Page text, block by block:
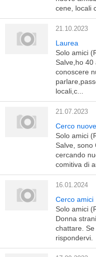
cene, locali
21.10.2023
Laurea
Solo amici
Salve,ho
conoscere
locali,c...
21.07.2023
Cerco
Solo amici
Salve, sono
cercando
comitiva di
16.01.2024
Cerco amici
Solo amici
Donna
chattare.
rispondervi.